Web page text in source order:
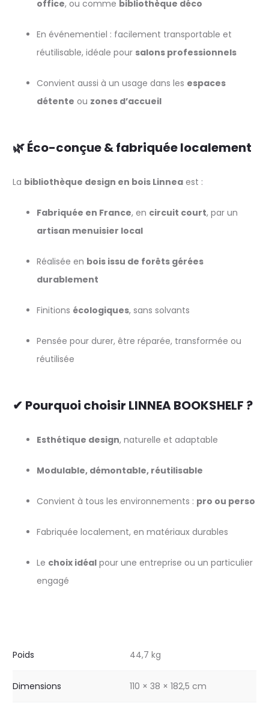
office, ou comme bibliothèque déco
En événementiel : facilement transportable et
réutilisable, idéale pour salons professionnels
Convient aussi à un usage dans les espaces
détente ou zones d’accueil
🌿 Éco-conçue & fabriquée localement
La bibliothèque design en bois Linnea est :
Fabriquée en France, en circuit court, par un
artisan menuisier local
Réalisée en bois issu de forêts gérées
durablement
Finitions écologiques, sans solvants
Pensée pour durer, être réparée, transformée ou
réutilisée
✔ Pourquoi choisir LINNEA BOOKSHELF ?
Esthétique design, naturelle et adaptable
Modulable, démontable, réutilisable
Convient à tous les environnements : pro ou perso
Fabriquée localement, en matériaux durables
Le choix idéal pour une entreprise ou un particulier
engagé
Poids 44,7 kg
Dimensions 110 × 38 × 182,5 cm